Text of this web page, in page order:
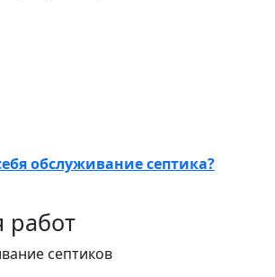
обслуживание септика?
работ
септиков